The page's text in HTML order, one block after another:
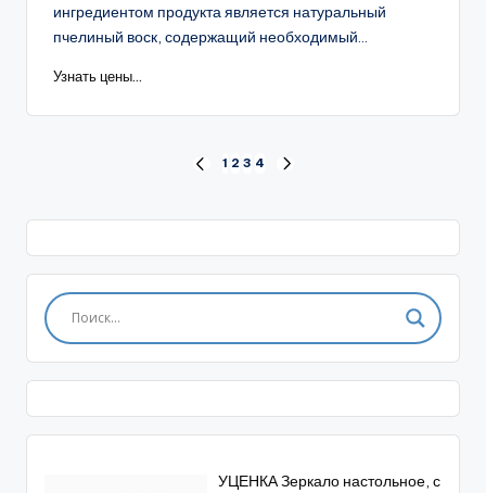
ингредиентом продукта является натуральный
пчелиный воск, содержащий необходимый...
Узнать цены...
записей
ПРЕД.
1 2 3 4
УЦЕНКА Зеркало настольное, с